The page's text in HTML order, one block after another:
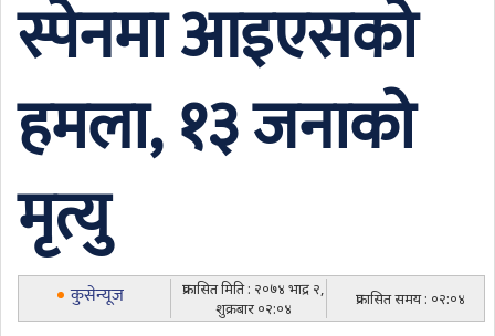
स्पेनमा आइएसको
हमला, १३ जनाको
मृत्यु
कुसेन्यूज
प्रकासित मिति : २०७४ भाद्र २,
शुक्रबार ०२:०४
प्रकासित समय : ०२:०४